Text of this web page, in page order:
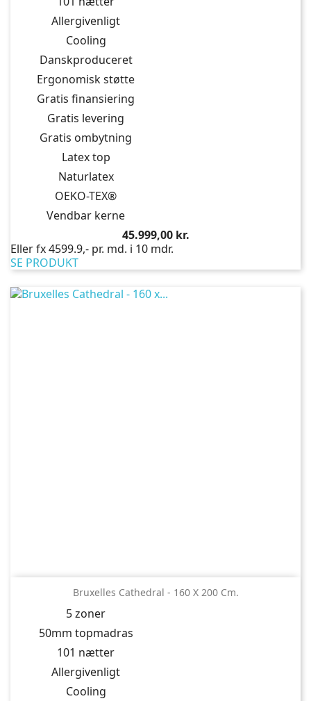
Allergivenligt
Cooling
Danskproduceret
Ergonomisk støtte
Gratis finansiering
Gratis levering
Gratis ombytning
Latex top
Naturlatex
OEKO-TEX®
Vendbar kerne
Pris
45.999,00 kr.
Eller fx 4599.9,- pr. md. i 10 mdr.
SE PRODUKT
Bruxelles Cathedral - 160 X 200 Cm.
5 zoner
50mm topmadras
101 nætter
Allergivenligt
Cooling